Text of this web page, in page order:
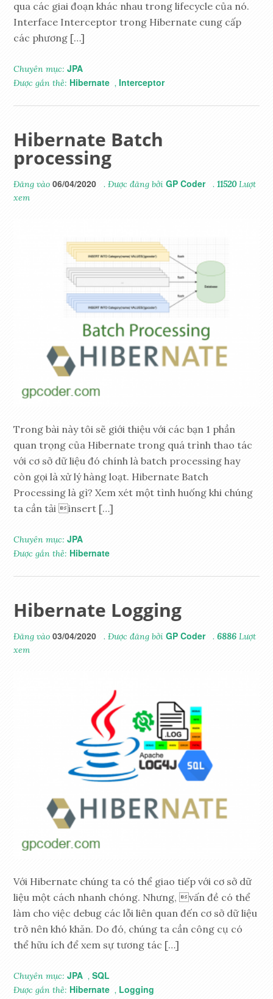
qua các giai đoạn khác nhau trong lifecycle của nó.
Interface Interceptor trong Hibernate cung cấp
các phương […]
Chuyên mục:JPA
Được gắn thẻ: Hibernate ,Interceptor
Hibernate Batch
processing
Đăng vào06/04/2020 . Được đăng bởiGP Coder .11520Lượt
xem
Trong bài này tôi sẽ giới thiệu với các bạn 1 phần
quan trọng của Hibernate trong quá trình thao tác
với cơ sở dữ liệu đó chính là batch processing hay
còn gọi là xử lý hàng loạt. Hibernate Batch
Processing là gì? Xem xét một tình huống khi chúng
ta cần tải insert […]
Chuyên mục:JPA
Được gắn thẻ: Hibernate
Hibernate Logging
Đăng vào03/04/2020 . Được đăng bởiGP Coder .6886 Lượt
xem
Với Hibernate chúng ta có thể giao tiếp với cơ sở dữ
liệu một cách nhanh chóng. Nhưng, vấn đề có thể
làm cho việc debug các lỗi liên quan đến cơ sở dữ liệu
trở nên khó khăn. Do đó, chúng ta cần công cụ có
thể hữu ích để xem sự tương tác […]
Chuyên mục:JPA ,SQL
Được gắn thẻ: Hibernate , Logging